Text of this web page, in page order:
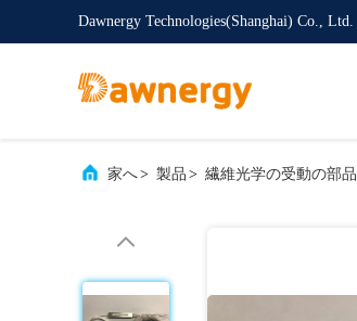
Dawnergy Technologies(Shanghai) Co., Ltd.
家へ> 製品 > 繊維光学の受動の部品